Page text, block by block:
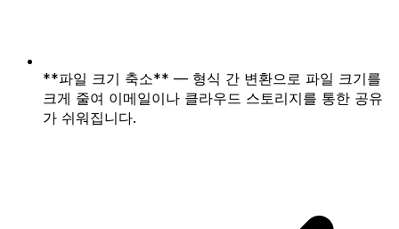
**파일 크기 축소** — 형식 간 변환으로 파일 크기를
크게 줄여 이메일이나 클라우드 스토리지를 통한 공유
가 쉬워집니다.